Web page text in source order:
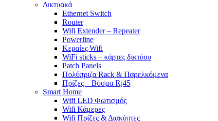
Δικτυακά
Ethernet Switch
Router
Wifi Extender – Repeater
Powerline
Κεραίες Wifi
WiFi sticks – κάρτες δικτύου
Patch Panels
Πολύπριζα Rack & Παρελκόμενα
Πρίζες – Βύσμα Rj45
Smart Home
Wifi LED Φωτισμός
Wifi Κάμερες
Wifi Πρίζες & Διακόπτες